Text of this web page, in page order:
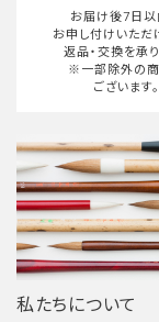
お届け後7日以
お申し付けいただ
返品・交換を承り
※一部除外の
ございます。
私たちについて